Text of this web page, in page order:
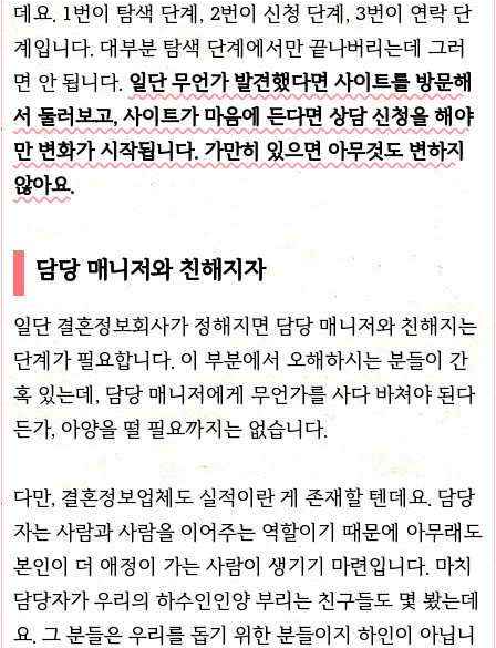
데요. 1번이 탐색 단계, 2번이 신청 단계, 3번이 연락 단
계입니다. 대부분 탐색 단계에서만 끝나버리는데 그러
면 안 됩니다. 일단 무언가 발견했다면 사이트를 방문해
서 둘러보고, 사이트가 마음에 든다면 상담 신청을 해야
만 변화가 시작됩니다. 가만히 있으면 아무것도 변하지
않아요.
담당 매니저와 친해지자
일단 결혼정보회사가 정해지면 담당 매니저와 친해지는
단계가 필요합니다. 이 부분에서 오해하시는 분들이 간
혹 있는데, 담당 매니저에게 무언가를 사다 바쳐야 된다
든가, 아양을 떨 필요까지는 없습니다.
다만, 결혼정보업체도 실적이란 게 존재할 텐데요. 담당
자는 사람과 사람을 이어주는 역할이기 때문에 아무래도
본인이 더 애정이 가는 사람이 생기기 마련입니다. 마치
담당자가 우리의 하수인인양 부리는 친구들도 몇 봤는데
요. 그 분들은 우리를 돕기 위한 분들이지 하인이 아닙니